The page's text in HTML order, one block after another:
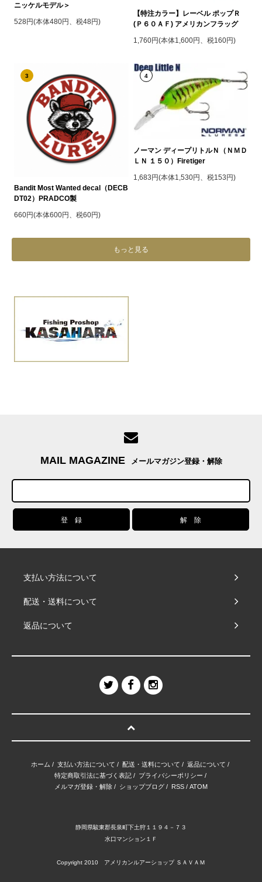
ニッケルモデル＞
528円(本体480円、税48円)
【特注カラー】レーベル ポップＲ
(Ｐ６０ＡＦ) アメリカンフラッグ
1,760円(本体1,600円、税160円)
3
Bandit Most Wanted decal（DECB
DT02）PRADCO製
660円(本体600円、税60円)
4
ノーマン ディープリトルＮ（ＮＭＤ
ＬＮ １５０）Firetiger
1,683円(本体1,530円、税153円)
もっと見る
MAIL MAGAZINE メールマガジン登録・解除
支払い方法について
配送・送料について
返品について
ホーム / 支払い方法について / 配送・送料について / 返品について /
特定商取引法に基づく表記/ プライバシーポリシー /
メルマガ登録・解除 / ショップブログ / RSS / ATOM
静岡県駿東郡長泉町下土狩１１９４－７３
水口マンション１Ｆ
Copyright 2010 アメリカンルアーショップ ＳＡＶＡＭ